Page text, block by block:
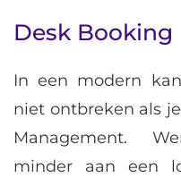
Desk Booking
In een modern
niet ontbreken als
Management.
minder aan een